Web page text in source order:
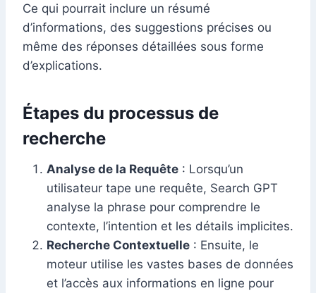
Ce qui pourrait inclure un résumé
d’informations, des suggestions précises ou
même des réponses détaillées sous forme
d’explications.
Étapes du processus de
recherche
Analyse de la Requête : Lorsqu’un
utilisateur tape une requête, Search GPT
analyse la phrase pour comprendre le
contexte, l’intention et les détails implicites.
Recherche Contextuelle : Ensuite, le
moteur utilise les vastes bases de données
et l’accès aux informations en ligne pour